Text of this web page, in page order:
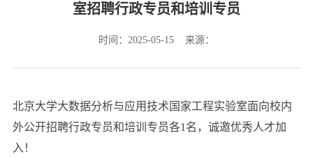
室招聘行政专员和培训专员
时间：2025-05-15 来源：
北京大学大数据分析与应用技术国家工程实验室面向校内
外公开招聘行政专员和培训专员各1名，诚邀优秀人才加
入！